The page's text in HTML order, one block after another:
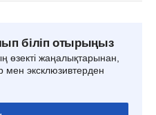
біліп отырыңыз
өзекті жаңалықтарынан,
мен эксклюзивтерден